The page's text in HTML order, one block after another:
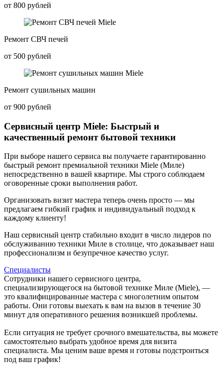
от 800 рублей
Ремонт СВЧ печей
от 500 рублей
Ремонт сушильных машин
от 900 рублей
Сервисный центр Miele: Быстрый и
качественный ремонт бытовой техники
При выборе нашего сервиса вы получаете гарантированно
быстрый ремонт премиальной техники Miele (Миле)
непосредственно в вашей квартире. Мы строго соблюдаем
оговоренные сроки выполнения работ.
Организовать визит мастера теперь очень просто — мы
предлагаем гибкий график и индивидуальный подход к
каждому клиенту!
Наш сервисный центр стабильно входит в число лидеров по
обслуживанию техники Миле в столице, что доказывает наш
профессионализм и безупречное качество услуг.
Специалисты
Сотрудники нашего сервисного центра,
специализирующегося на бытовой технике Миле (Miele), —
это квалифицированные мастера с многолетним опытом
работы. Они готовы выехать к вам на вызов в течение 30
минут для оперативного решения возникшей проблемы.
Если ситуация не требует срочного вмешательства, вы можете
самостоятельно выбрать удобное время для визита
специалиста. Мы ценим ваше время и готовы подстроиться
под ваш график!